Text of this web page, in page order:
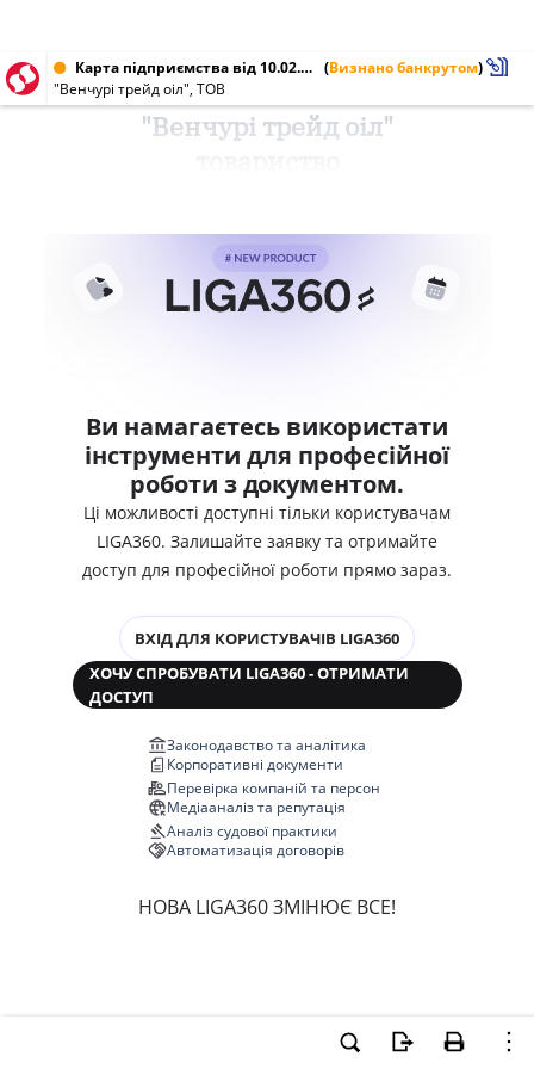
Карта підприємства від 10.02.2017 № 39492337 (Визнано банкрутом)
"Венчурі трейд оіл", ТОВ
"Венчурі трейд оіл"
Ви намагаєтесь використати
інструменти для професійної
роботи з документом.
Ці можливості доступні тільки користувачам
LIGA360. Залишайте заявку та отримайте
доступ для професійної роботи прямо зараз.
ВХІД ДЛЯ КОРИСТУВАЧІВ LIGA360
ХОЧУ СПРОБУВАТИ LIGA360 - ОТРИМАТИ
ДОСТУП
Законодавство та аналітика
Корпоративні документи
Перевірка компаній та персон
Медіааналіз та репутація
Аналіз судової практики
Автоматизація договорів
НОВА LIGA360 ЗМІНЮЄ ВСЕ!